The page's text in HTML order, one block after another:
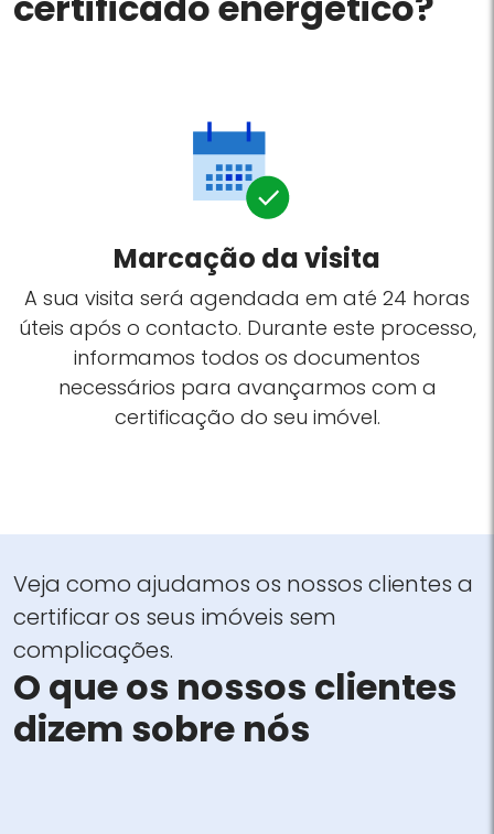
Marcação da visita
A sua visita será agendada em até 24 horas
úteis após o contacto. Durante este processo,
informamos todos os documentos
necessários para avançarmos com a
certificação do seu imóvel.
Veja como ajudamos os nossos clientes a
certificar os seus imóveis sem
complicações.
O que os nossos clientes
dizem sobre nós